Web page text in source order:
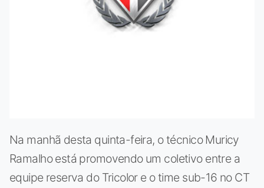
Na manhã desta quinta-feira, o técnico Muricy
Ramalho está promovendo um coletivo entre a
equipe reserva do Tricolor e o time sub-16 no CT